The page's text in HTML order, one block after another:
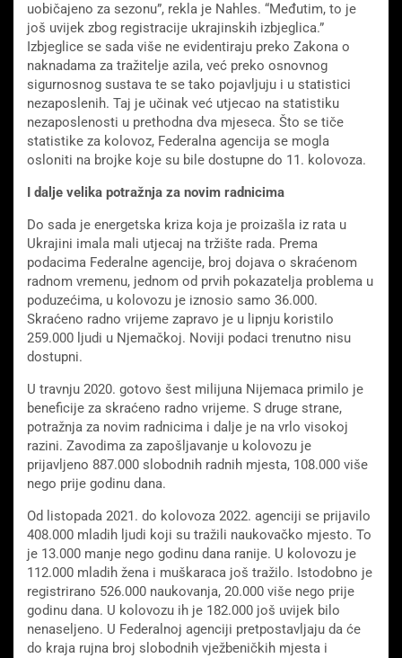
uobičajeno za sezonu”, rekla je Nahles. “Međutim, to je
još uvijek zbog registracije ukrajinskih izbjeglica.”
Izbjeglice se sada više ne evidentiraju preko Zakona o
naknadama za tražitelje azila, već preko osnovnog
sigurnosnog sustava te se tako pojavljuju i u statistici
nezaposlenih. Taj je učinak već utjecao na statistiku
nezaposlenosti u prethodna dva mjeseca. Što se tiče
statistike za kolovoz, Federalna agencija se mogla
osloniti na brojke koje su bile dostupne do 11. kolovoza.
I dalje velika potražnja za novim radnicima
Do sada je energetska kriza koja je proizašla iz rata u
Ukrajini imala mali utjecaj na tržište rada. Prema
podacima Federalne agencije, broj dojava o skraćenom
radnom vremenu, jednom od prvih pokazatelja problema u
poduzećima, u kolovozu je iznosio samo 36.000.
Skraćeno radno vrijeme zapravo je u lipnju koristilo
259.000 ljudi u Njemačkoj. Noviji podaci trenutno nisu
dostupni.
U travnju 2020. gotovo šest milijuna Nijemaca primilo je
beneficije za skraćeno radno vrijeme. S druge strane,
potražnja za novim radnicima i dalje je na vrlo visokoj
razini. Zavodima za zapošljavanje u kolovozu je
prijavljeno 887.000 slobodnih radnih mjesta, 108.000 više
nego prije godinu dana.
Od listopada 2021. do kolovoza 2022. agenciji se prijavilo
408.000 mladih ljudi koji su tražili naukovačko mjesto. To
je 13.000 manje nego godinu dana ranije. U kolovozu je
112.000 mladih žena i muškaraca još tražilo. Istodobno je
registrirano 526.000 naukovanja, 20.000 više nego prije
godinu dana. U kolovozu ih je 182.000 još uvijek bilo
nenaseljeno. U Federalnoj agenciji pretpostavljaju da će
do kraja rujna broj slobodnih vježbeničkih mjesta i